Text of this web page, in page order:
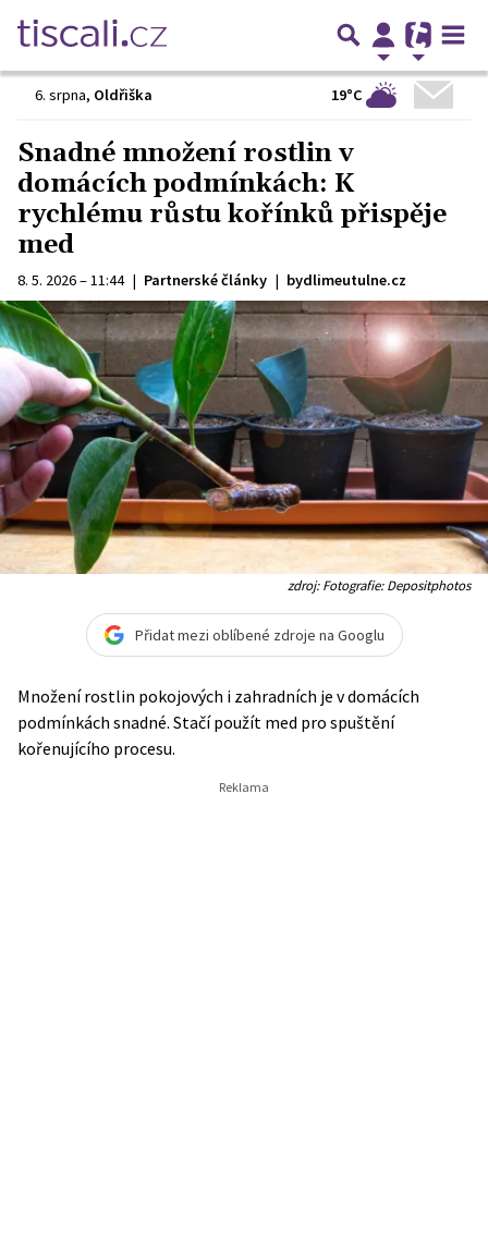
6. srpna, Oldřiška 19°C
Snadné množení rostlin v
domácích podmínkách: K
rychlému růstu kořínků přispěje
med
8. 5. 2026 – 11:44 | Partnerské články | bydlimeutulne.cz
zdroj: Fotografie: Depositphotos
Přidat mezi oblíbené zdroje na Googlu
Množení rostlin pokojových i zahradních je v domácích
podmínkách snadné. Stačí použít med pro spuštění
kořenujícího procesu.